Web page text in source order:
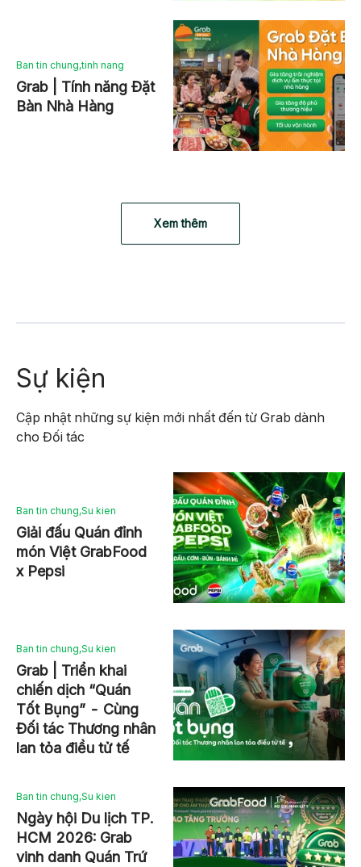
Ban tin chung,tinh nang
Grab | Tính năng Đặt
Bàn Nhà Hàng
Xem thêm
Sự kiện
Cập nhật những sự kiện mới nhất đến từ Grab dành
cho Đối tác
Ban tin chung,Su kien
Giải đấu Quán đỉnh
món Việt GrabFood
x Pepsi
Ban tin chung,Su kien
Grab | Triển khai
chiến dịch “Quán
Tốt Bụng” - Cùng
Đối tác Thương nhân
lan tỏa điều tử tế
Ban tin chung,Su kien
Ngày hội Du lịch TP.
HCM 2026: Grab
vinh danh Quán Trứ